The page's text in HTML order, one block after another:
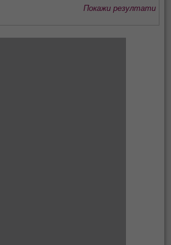
Покажи резултати